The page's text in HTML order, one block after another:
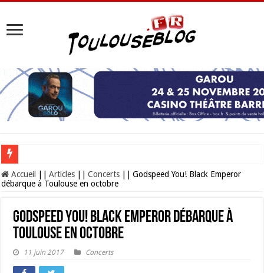
Les Nocturnes de la Cité de l’espace 2026 : l’événement incontournable de
Accueil Articles Concerts
Godspeed You! Black Emperor
débarque à Toulouse en octobre
Godspeed You! Black Emperor débarque à
Toulouse en octobre
11 juin 2017 Concerts